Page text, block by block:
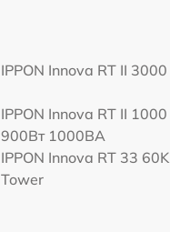
IPPON Innova RT II 3000
IPPON Innova RT II 1000
900Вт 1000ВА
IPPON Innova RT 33 60K
Tower